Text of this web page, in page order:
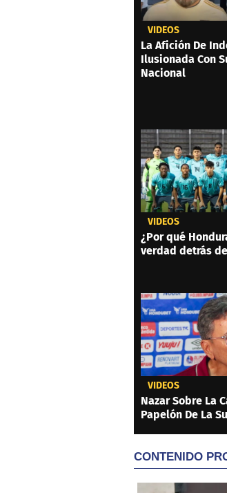
VIDEOS
La Afición De
Ilusionada Con
Nacional
VIDEOS
¿Por qué
verdad detrás
VIDEOS
Nazar Sobre La
Papelón De La